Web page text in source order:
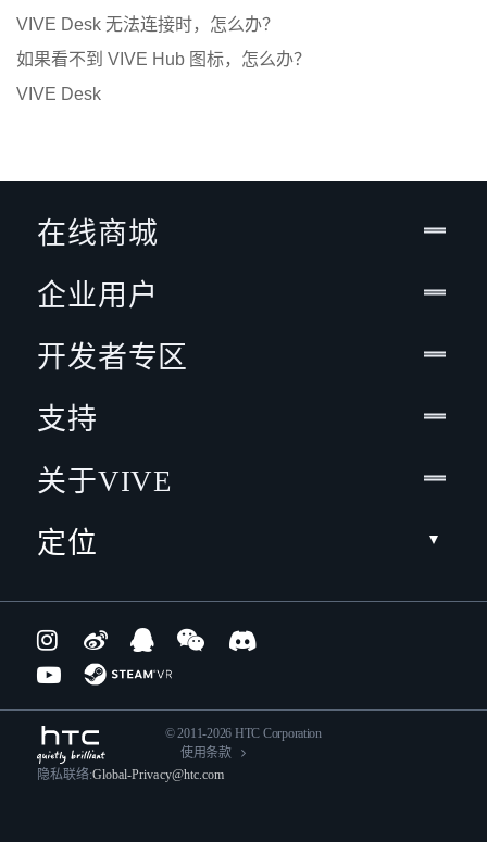
VIVE Desk 无法连接时，怎么办？
如果看不到 VIVE Hub 图标，怎么办？
VIVE Desk
在线商城
企业用户
开发者专区
支持
关于VIVE
定位
© 2011-2026 HTC Corporation
使用条款
隐私联络:Global-Privacy@htc.com